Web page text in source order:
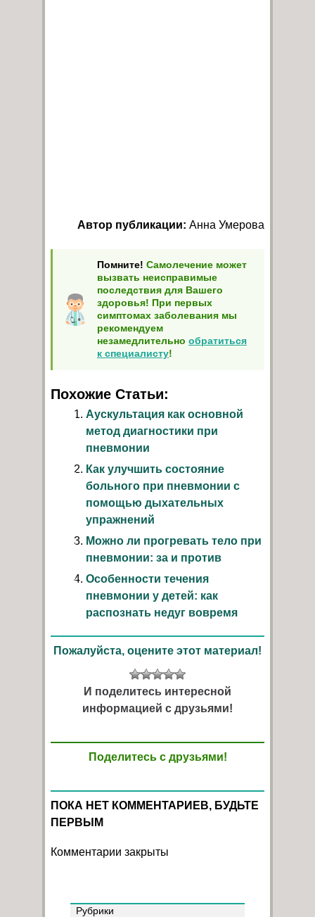
Автор публикации: Анна Умерова
Помните! Самолечение может
вызвать неисправимые
последствия для Вашего
здоровья! При первых
симптомах заболевания мы
рекомендуем
незамедлительно обратиться
к специалисту!
Похожие Статьи:
Аускультация как основной
метод диагностики при
пневмонии
Как улучшить состояние
больного при пневмонии с
помощью дыхательных
упражнений
Можно ли прогревать тело при
пневмонии: за и против
Особенности течения
пневмонии у детей: как
распознать недуг вовремя
Пожалуйста, оцените этот материал!
И поделитесь интересной
информацией с друзьями!
Поделитесь с друзьями!
ПОКА НЕТ КОММЕНТАРИЕВ, БУДЬТЕ
ПЕРВЫМ
Комментарии закрыты
Рубрики